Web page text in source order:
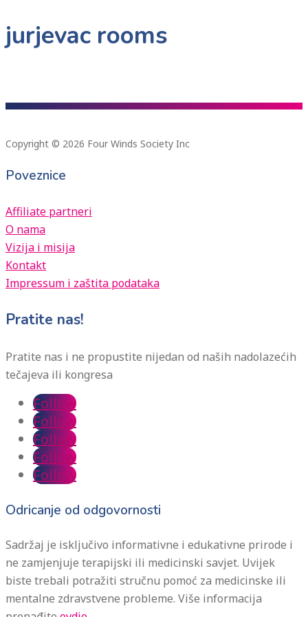
jurjevac rooms
Copyright © 2026 Four Winds Society Inc
Poveznice
Affiliate partneri
O nama
Vizija i misija
Kontakt
Impressum i zaštita podataka
Pratite nas!
Pratite nas i ne propustite nijedan od naših nadolazećih
tečajeva ili kongresa
Follow
Follow
Follow
Follow
Follow
Odricanje od odgovornosti
Sadržaj je isključivo informativne i edukativne prirode i
ne zamjenjuje terapijski ili medicinski savjet. Uvijek
biste trebali potražiti stručnu pomoć za medicinske ili
mentalne zdravstvene probleme. Više informacija